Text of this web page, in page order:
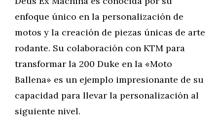
enfoque único en la personalización de
motos y la creación de piezas únicas de arte
rodante. Su colaboración con KTM para
transformar la 200 Duke en la «Moto
Ballena» es un ejemplo impresionante de su
capacidad para llevar la personalización al
siguiente nivel.